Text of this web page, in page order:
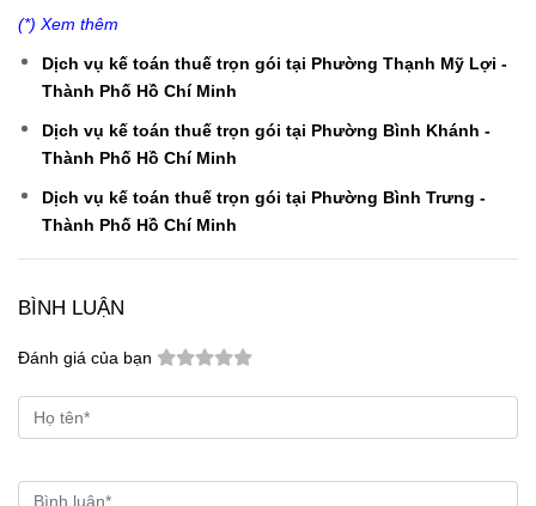
(*) Xem thêm
Dịch vụ kế toán thuế trọn gói tại Phường Thạnh Mỹ Lợi -
Thành Phố Hồ Chí Minh
Dịch vụ kế toán thuế trọn gói tại Phường Bình Khánh -
Thành Phố Hồ Chí Minh
Dịch vụ kế toán thuế trọn gói tại Phường Bình Trưng -
Thành Phố Hồ Chí Minh
BÌNH LUẬN
Đánh giá của bạn